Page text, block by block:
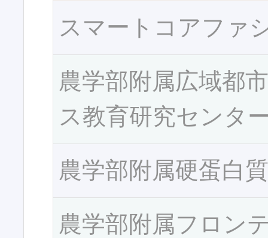
スマートコアファ
農学部附属広域都
ス教育研究センタ
農学部附属硬蛋白
農学部附属フロン